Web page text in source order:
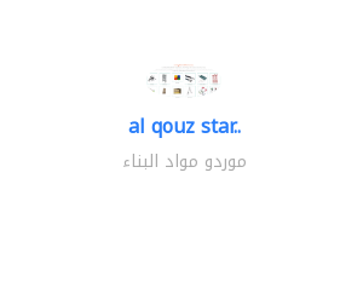
al qouz star..
موردو مواد البناء